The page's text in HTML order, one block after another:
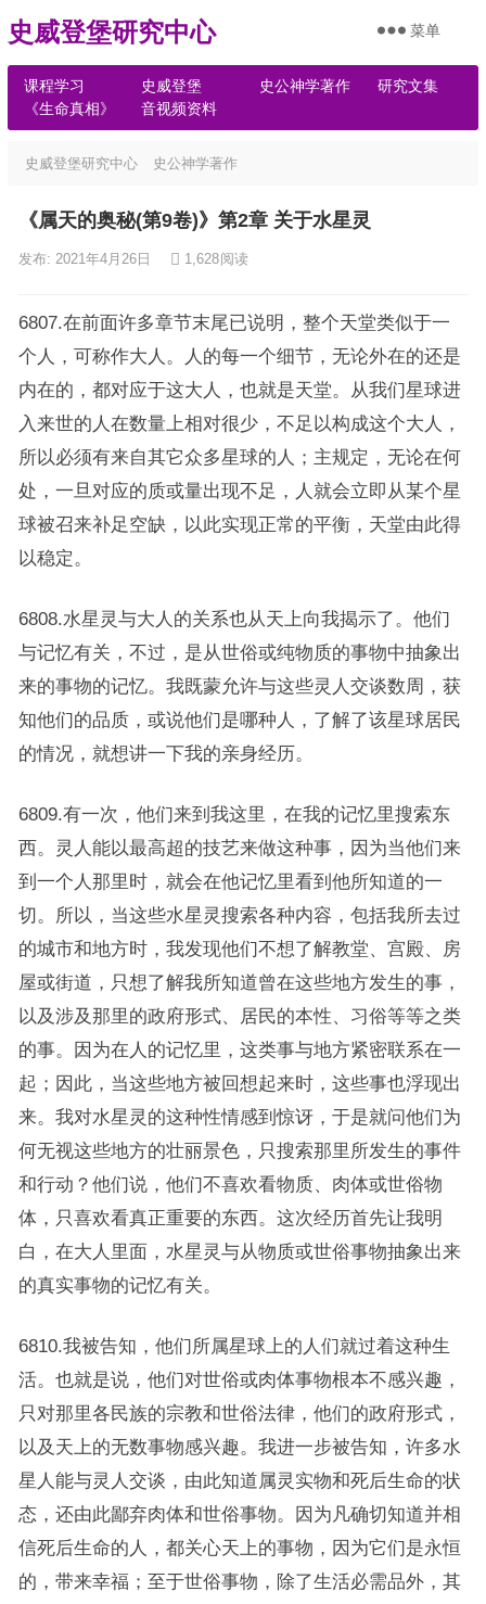
史威登堡研究中心
课程学习 史威登堡 史公神学著作
研究文集
《生命真相》
音视频资料
菜单
史威登堡研究中心 史公神学著作
《属天的奥秘(第9卷)》第2章 关于水星灵
发布: 2021年4月26日 1,628阅读
6807.在前面许多章节末尾已说明，整个天堂类似于一
个人，可称作大人。人的每一个细节，无论外在的还是
内在的，都对应于这大人，也就是天堂。从我们星球进
入来世的人在数量上相对很少，不足以构成这个大人，
所以必须有来自其它众多星球的人；主规定，无论在何
处，一旦对应的质或量出现不足，人就会立即从某个星
球被召来补足空缺，以此实现正常的平衡，天堂由此得
以稳定。
6808.水星灵与大人的关系也从天上向我揭示了。他们
与记忆有关，不过，是从世俗或纯物质的事物中抽象出
来的事物的记忆。我既蒙允许与这些灵人交谈数周，获
知他们的品质，或说他们是哪种人，了解了该星球居民
的情况，就想讲一下我的亲身经历。
6809.有一次，他们来到我这里，在我的记忆里搜索东
西。灵人能以最高超的技艺来做这种事，因为当他们来
到一个人那里时，就会在他记忆里看到他所知道的一
切。所以，当这些水星灵搜索各种内容，包括我所去过
的城市和地方时，我发现他们不想了解教堂、宫殿、房
屋或街道，只想了解我所知道曾在这些地方发生的事，
以及涉及那里的政府形式、居民的本性、习俗等等之类
的事。因为在人的记忆里，这类事与地方紧密联系在一
起；因此，当这些地方被回想起来时，这些事也浮现出
来。我对水星灵的这种性情感到惊讶，于是就问他们为
何无视这些地方的壮丽景色，只搜索那里所发生的事件
和行动？他们说，他们不喜欢看物质、肉体或世俗物
体，只喜欢看真正重要的东西。这次经历首先让我明
白，在大人里面，水星灵与从物质或世俗事物抽象出来
的真实事物的记忆有关。
6810.我被告知，他们所属星球上的人们就过着这种生
活。也就是说，他们对世俗或肉体事物根本不感兴趣，
只对那里各民族的宗教和世俗法律，他们的政府形式，
以及天上的无数事物感兴趣。我进一步被告知，许多水
星人能与灵人交谈，由此知道属灵实物和死后生命的状
态，还由此鄙弃肉体和世俗事物。因为凡确切知道并相
信死后生命的人，都关心天上的事物，因为它们是永恒
的，带来幸福；至于世俗事物，除了生活必需品外，其